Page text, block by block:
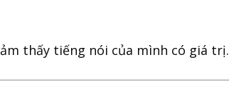
thấy tiếng nói của mình có giá trị.